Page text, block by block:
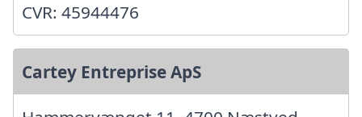
CVR: 45944476
Cartey Entreprise ApS